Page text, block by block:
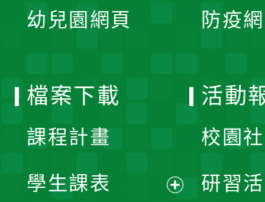
幼兒園網頁 防疫
檔案下載
課程計畫
學生課表
活動
校園
研習